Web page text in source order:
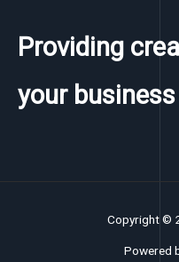
Providing
your business
Copyright ©
Powered